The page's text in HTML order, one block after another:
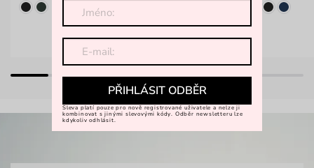
PŘIHLÁSIT ODBĚR
Sleva platí pouze pro nově registrované uživatele a nelze ji
kombinovat s jinými slevovými kódy. Odběr newsletteru lze
kdykoliv odhlásit.